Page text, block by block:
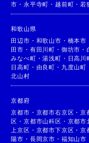
市 ・永平寺町 ・ 越前町 ・若
和歌山県
田辺市 ・ 和歌山市 ・ 橋本市
田市 ・ 有田川町 ・ 御坊市 ・
みなべ町 ・湯浅町 ・ 日高川
日高町 ・ 由良町 ・ 九度山町
北山村
京都府
京都市 ・ 京都市右京区 ・京
区 ・京都市山科区 ・ 京都市
上京区 ・ 京都市下京区 ・京
陽市 ・ 長岡京市 ・ 福知山市